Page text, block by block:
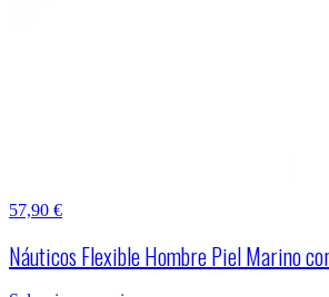
57,90 €
Náuticos Flexible Hombre Piel Marino